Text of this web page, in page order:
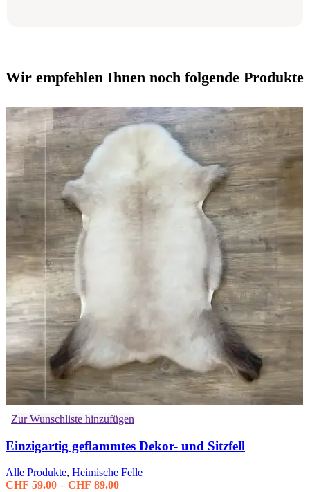
Wir empfehlen Ihnen noch folgende Produkte
Zur Wunschliste hinzufügen
Einzigartig geflammtes Dekor- und Sitzfell
Alle Produkte, Heimische Felle
CHF 59.00 – CHF 89.00Preisspanne: